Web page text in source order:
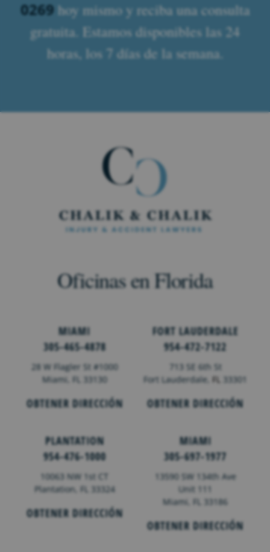
0269hoy mismo y reciba una consulta
gratuita. Estamos disponibles las 24
horas, los 7 días de la semana.
Oficinas en Florida
MIAMI
305-465-4878
28 W Flagler St #1000
Miami, FL 33130
OBTENER DIRECCIÓN
FORT LAUDERDALE
954-472-7122
713 SE 6th St
Fort Lauderdale, FL 33301
OBTENER DIRECCIÓN
PLANTATION
954-476-1000
10063 NW 1st CT
Plantation, FL 33324
OBTENER DIRECCIÓN
MIAMI
305-697-1977
13590 SW 134th Ave
Unit 111
Miami, FL 33186
OBTENER DIRECCIÓN